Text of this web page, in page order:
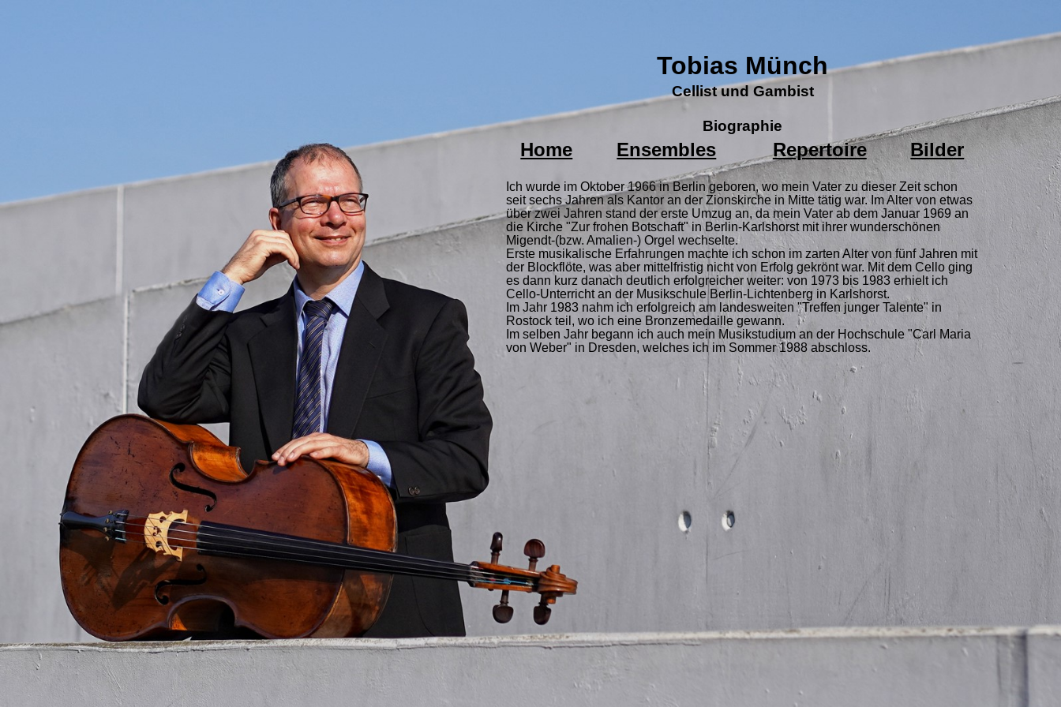
Tobias Münch
Cellist und Gambist
Biographie
Home Ensembles Repertoire Bilder
Ich wurde im Oktober 1966 in Berlin geboren, wo mein Vater zu dieser Zeit schon
seit sechs Jahren als Kantor an der Zionskirche in Mitte tätig war. Im Alter von etwas
über zwei Jahren stand der erste Umzug an, da mein Vater ab dem Januar 1969 an
die Kirche "Zur frohen Botschaft" in Berlin-Karlshorst mit ihrer wunderschönen
Migendt-(bzw. Amalien-) Orgel wechselte.
Erste musikalische Erfahrungen machte ich schon im zarten Alter von fünf Jahren mit
der Blockflöte, was aber mittelfristig nicht von Erfolg gekrönt war. Mit dem Cello ging
es dann kurz danach deutlich erfolgreicher weiter: von 1973 bis 1983 erhielt ich
Cello-Unterricht an der Musikschule Berlin-Lichtenberg in Karlshorst.
Im Jahr 1983 nahm ich erfolgreich am landesweiten "Treffen junger Talente" in
Rostock teil, wo ich eine Bronzemedaille gewann.
Im selben Jahr begann ich auch mein Musikstudium an der Hochschule "Carl Maria
von Weber" in Dresden, welches ich im Sommer 1988 abschloss.